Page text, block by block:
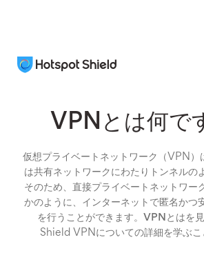
VPNとは何で
仮想プライベートネットワーク（VPN）
は共有ネットワークにわたりトンネルの
そのため、直接プライベートネットワー
かのように、インターネットで匿名かつ
を行うことができます。
VPNとはを
Shield VPNについての詳細を学ぶこ